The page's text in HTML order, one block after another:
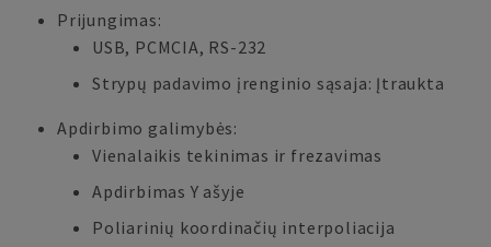
Prijungimas:
USB, PCMCIA, RS-232
Strypų padavimo įrenginio sąsaja: Įtraukta
Apdirbimo galimybės:
Vienalaikis tekinimas ir frezavimas
Apdirbimas Y ašyje
Poliarinių koordinačių interpoliacija